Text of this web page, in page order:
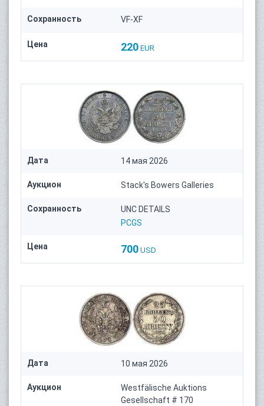
Сохранность VF-XF
Цена 220 EUR
Дата 14 мая 2026
Аукцион Stack's Bowers Galleries
Сохранность
UNC DETAILS
PCGS
Цена 700 USD
Дата 10 мая 2026
Аукцион
Westfälische Auktions
Gesellschaft # 170